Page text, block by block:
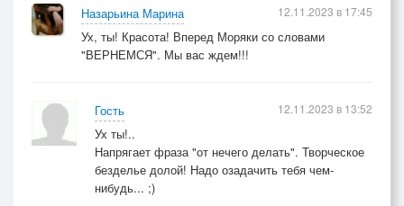
Делясь на тире и точки.
Назарьина Марина
Ух, ты! Красота! Вперед Моряки со словами
"ВЕРНЕМСЯ". Мы вас ждем!!!
12.11.2023 в 17:45
Гость
Ух ты!..
Напрягает фраза "от нечего делать". Творческое
безделье долой! Надо озадачить тебя чем-
нибудь... ;)
12.11.2023 в 13:52